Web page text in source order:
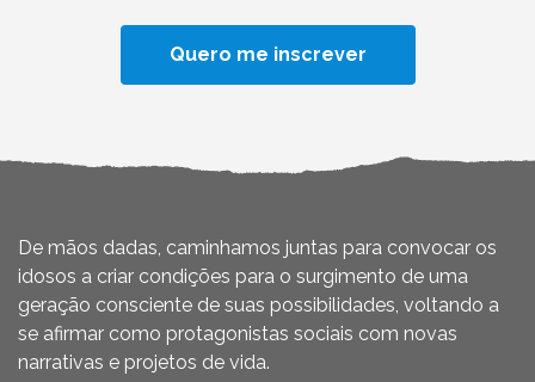
De mãos dadas, caminhamos juntas para convocar os
idosos a criar condições para o surgimento de uma
geração consciente de suas possibilidades, voltando a
se afirmar como protagonistas sociais com novas
narrativas e projetos de vida.